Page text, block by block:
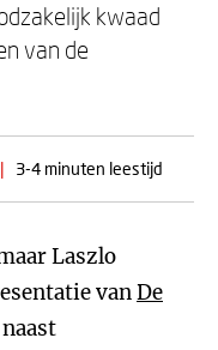
kwaad
van de
| 3-4 minuten leestijd
Laszlo
vanDe